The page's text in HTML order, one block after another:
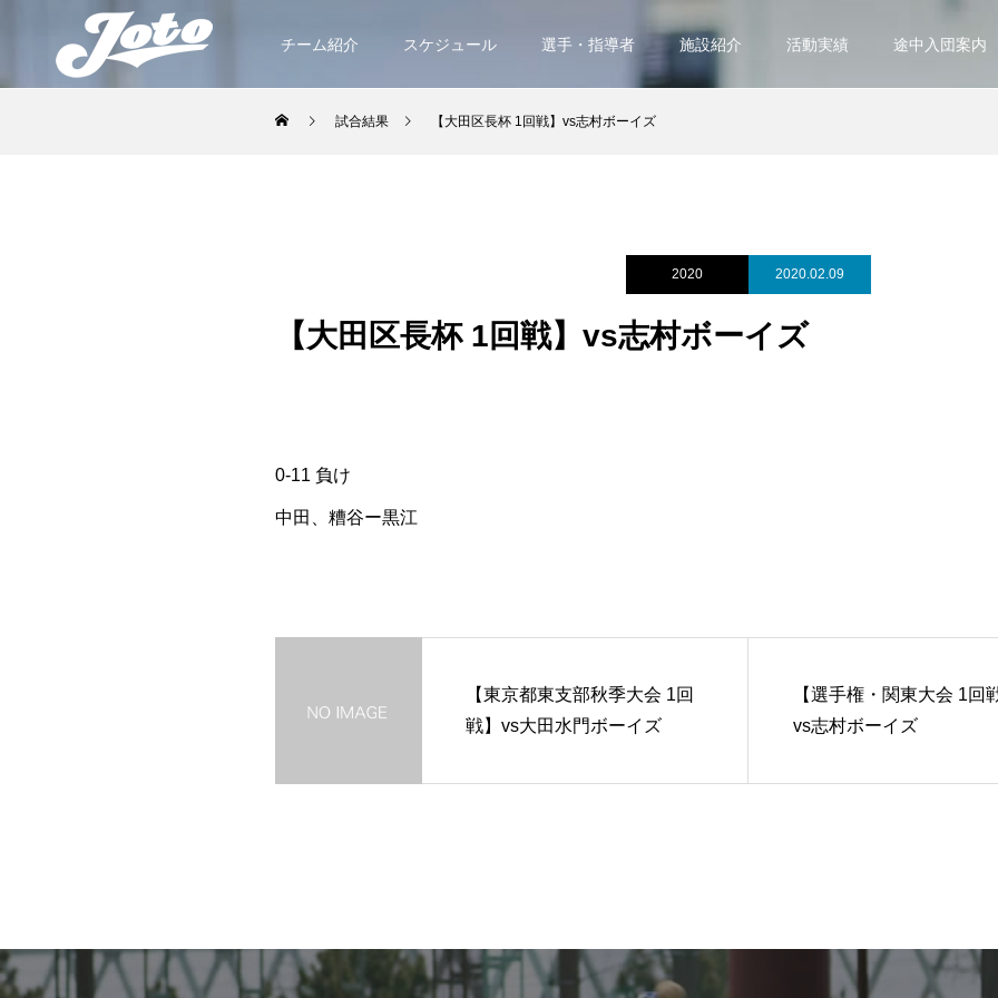
チーム紹介 スケジュール 選手・指導者 施設紹介 活動実績 途中入団案内
試合結果 【大田区長杯 1回戦】vs志村ボーイズ
2020 2020.02.09
【大田区長杯 1回戦】vs志村ボーイズ
0-11 負け
中田、糟谷ー黒江
【東京都東支部秋季大会 1回
戦】vs大田水門ボーイズ
【選手権・関東大会 1回
vs志村ボーイズ